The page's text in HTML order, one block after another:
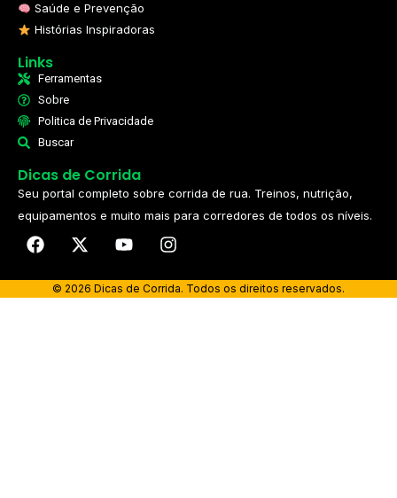
Saúde e Prevenção
Histórias Inspiradoras
Links
Ferramentas
Sobre
Politica de Privacidade
Buscar
Dicas de Corrida
Seu portal completo sobre corrida de rua. Treinos, nutrição,
equipamentos e muito mais para corredores de todos os níveis.​
© 2026 Dicas de Corrida. Todos os direitos reservados.